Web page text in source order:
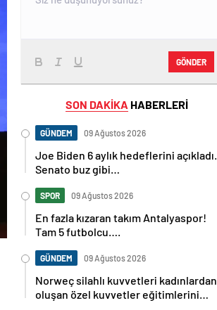
GÖNDER
SON DAKİKA HABERLERİ
GÜNDEM 09 Ağustos 2026
Joe Biden 6 aylık hedeflerini açıkladı.
Senato buz gibi…
SPOR 09 Ağustos 2026
En fazla kızaran takım Antalyaspor!
Tam 5 futbolcu….
GÜNDEM 09 Ağustos 2026
Norweç silahlı kuvvetleri kadınlardan
oluşan özel kuvvetler eğitimlerini